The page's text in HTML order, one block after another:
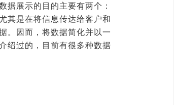
据展示的目的主要有两个：
其是在将信息传达给客户和
。因而，将数据简化并以一
绍过的，目前有很多种数据